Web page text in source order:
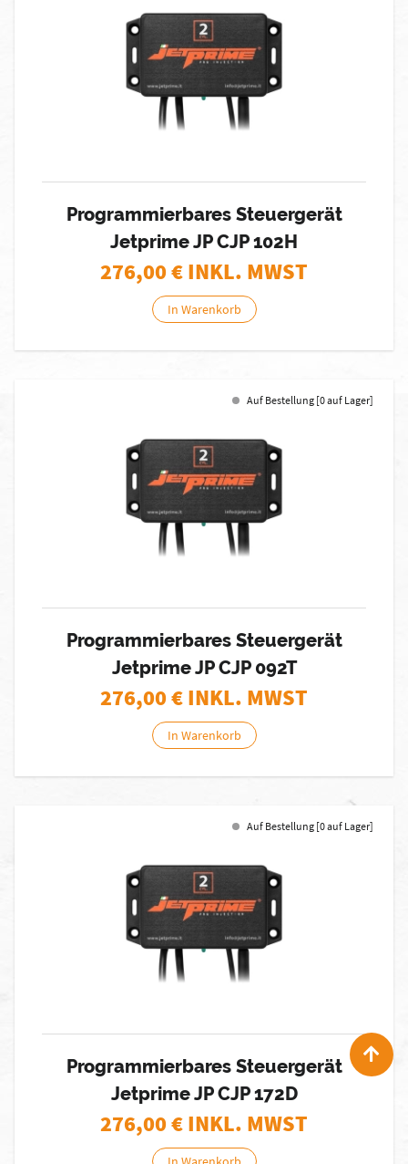
Programmierbares Steuergerät
Jetprime JP CJP 102H
276,00€ INKL. MWST
In Warenkorb
Auf Bestellung [0 auf Lager]
Programmierbares Steuergerät
Jetprime JP CJP 092T
276,00€ INKL. MWST
In Warenkorb
Auf Bestellung [0 auf Lager]
Programmierbares Steuergerät
Jetprime JP CJP 172D
276,00€ INKL. MWST